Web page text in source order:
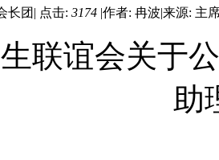
长团 | 点击: 3174 |作者: 冉波|来源: 主
联谊会关于
助